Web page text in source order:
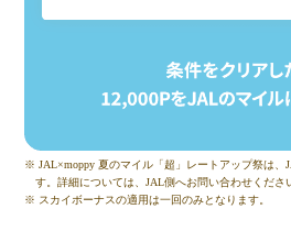
※ JAL×moppy 夏のマイル「超」レートアップ祭は、
す。詳細については、JAL側へお問い合わせくださ
※ スカイボーナスの適用は一回のみとなります。